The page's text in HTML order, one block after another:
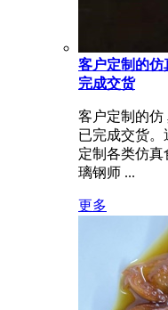
客户定制的仿
完成交货
客户定制的仿
已完成交货。
定制各类仿
璃钢师 ...
更多